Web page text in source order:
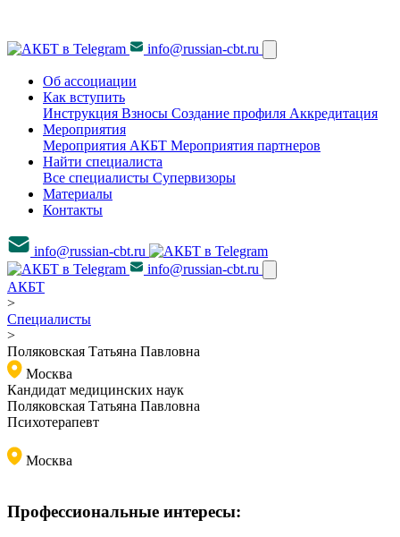
info@russian-cbt.ru
Об ассоциации
Как вступить
Инструкция Взносы Создание профиля Аккредитация
Мероприятия
Мероприятия АКБТ Мероприятия партнеров
Найти специалиста
Все специалисты Супервизоры
Материалы
Контакты
info@russian-cbt.ru
info@russian-cbt.ru
АКБТ
>
Специалисты
>
Поляковская Татьяна Павловна
Москва
Кандидат медицинских наук
Поляковская Татьяна Павловна
Психотерапевт
Москва
Профессиональные интересы: